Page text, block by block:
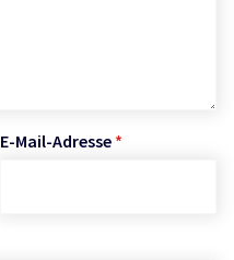
E-Mail-Adresse *